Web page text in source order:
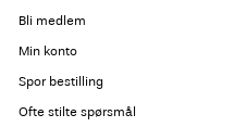
Bli medlem
Min konto
Spor bestilling
Ofte stilte spørsmål